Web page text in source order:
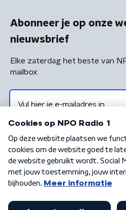
Abonneer je op onze
nieuwsbrief
Elke zaterdag het beste van
mailbox
Algemene voorwaarden